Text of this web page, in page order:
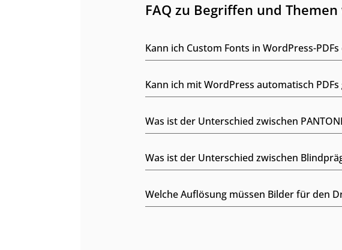
FAQ zu Begriffen und Themen
Kann ich Custom Fonts in WordPress-
Kann ich mit WordPress automatisch
Was ist der Unterschied zwischen
Was ist der Unterschied zwischen
Welche Auflösung müssen Bilder für den